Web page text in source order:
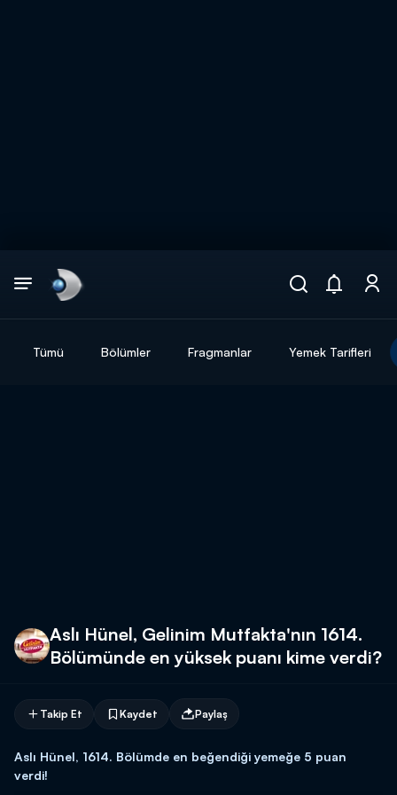
Tümü Bölümler Fragmanlar Yemek Tarifleri
Aslı Hünel, Gelinim Mutfakta'nın 1614.
Bölümünde en yüksek puanı kime verdi?
Takip Et Kaydet Paylaş
Aslı Hünel, 1614. Bölümde en beğendiği yemeğe 5 puan
verdi!